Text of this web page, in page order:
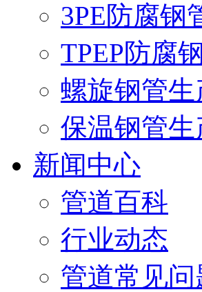
3PE防腐钢
TPEP防腐
螺旋钢管生
保温钢管生
新闻中心
管道百科
行业动态
管道常见问